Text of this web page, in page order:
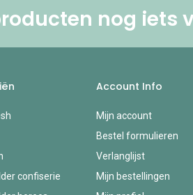
nog iets
confiserie
Account Info
Mijn account
Bestel formulieren
Verlanglijst
Mijn bestellingen